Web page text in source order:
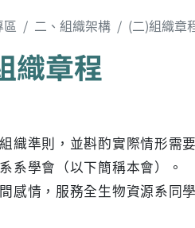
區 二、組織架構 (二)組織章
織章程
織準則，並斟酌實際情形需
系學會（以下簡稱本會）。
感情，服務全生物資源系同學